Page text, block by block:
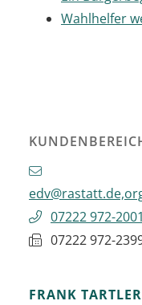
Wahlhelfer
07222 972-2001
07222 972-
FRANK TARTLER